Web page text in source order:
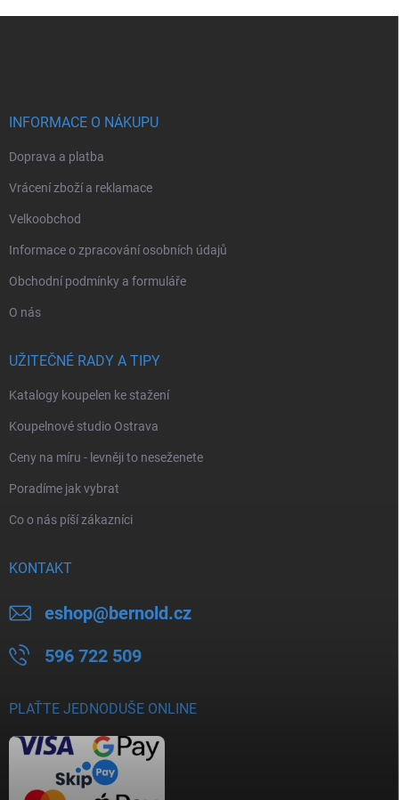
INFORMACE O NÁKUPU
Doprava a platba
Vrácení zboží a reklamace
Velkoobchod
Informace o zpracování osobních údajů
Obchodní podmínky a formuláře
O nás
UŽITEČNÉ RADY A TIPY
Katalogy koupelen ke stažení
Koupelnové studio Ostrava
Ceny na míru - levněji to neseženete
Poradíme jak vybrat
Co o nás píší zákazníci
KONTAKT
eshop@bernold.cz
596 722 509
PLAŤTE JEDNODUŠE ONLINE